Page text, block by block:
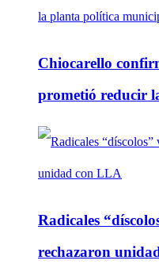
Chiocarello
prometió reducir
Radicales
rechazaron